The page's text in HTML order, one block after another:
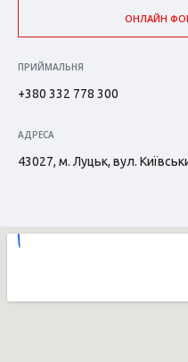
ОНЛАЙН
ПРИЙМАЛЬНЯ
+380 332 778 300
АДРЕСА
43027, м. Луцьк, вул.